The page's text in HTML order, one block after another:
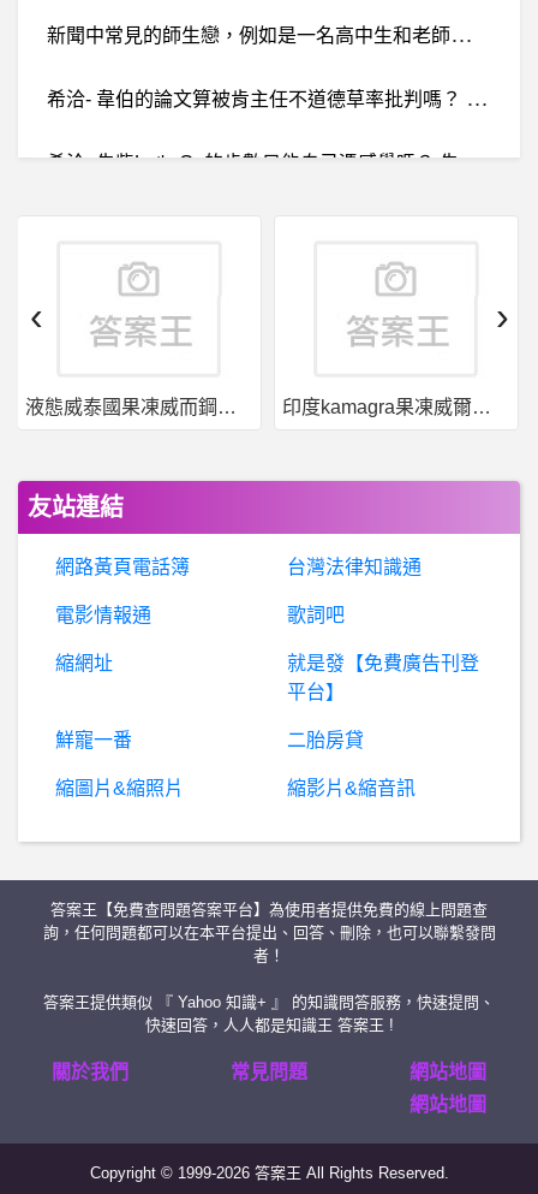
新
聞中常見的師生戀，例如是一名高中生和老師在彼此同意，沒有強迫的情況談戀愛，畢業前沒被爆出來，假如畢業後被發現，老師會受到學校處分嗎？我知道法律上好像只要沒有婚約關係就不會有罪，但學校好像會給老師解聘的處分？教師法也有追溯期嗎？
希
洽- 韋伯的論文算被肯主任不道德草率批判嗎？ 韋伯的論文算被肯主任不道德草率批判嗎？
希
洽- 朱紫Let's Go的步數只能自己憑感覺嗎？ 朱紫Let's Go的步數只能自己憑感覺嗎？
Sony PSP/PSV- FFW特典一問
美式 RPG- Pathfinder:Kingmaker 更新後mod不能用
棒球- 請問有何方神聖的打教 請問有何方神聖的打教
正
規表示式 Regular Expression- 只顯示有包含特定檔案的壓縮檔
BaseballXXXX- 張志豪 張志豪
希
洽- 阿修羅之怒沒有續作的原因? 阿修羅之怒沒有續作的原因?
BaseballXXXX- 宜蘭 宜蘭
爆
料：Starexchanges是詐騙嗎？Starexchanges是合法的嗎？Starexchanges交易所是詐騙，starexchanges詐騙網址
棒
球- 味全先終止連敗還是樂天終止連勝 味全先終止連敗還是樂天終止連勝
Web_Design- 如何在zepline顯示全部標註
液態威泰國果凍威而鋼哪裡買 印度kamagra果凍威爾剛用於治療男性勃起功能障礙
‹ ›
友站連結
網路黃頁電話簿 台灣法律知識通
電影情報通 歌詞吧
縮網址
就是發【免費廣告刊登
平台】
鮮寵一番 二胎房貸
縮圖片&縮照片 縮影片&縮音訊
答案王【免費查問題答案平台】為使用者提供免費的線上問題查
詢，任何問題都可以在本平台提出、回答、刪除，也可以聯繫發問
者！
答案王提供類似 『 Yahoo 知識+ 』 的知識問答服務，快速提問、
快速回答，人人都是知識王 答案王 !
關於我們 常見問題
網站地圖
網站地圖
Copyright © 1999-2026 答案王 All Rights Reserved.